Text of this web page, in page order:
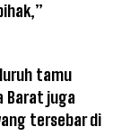
tamu
Barat juga
tersebar di